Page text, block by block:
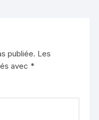
publiée. Les
avec *